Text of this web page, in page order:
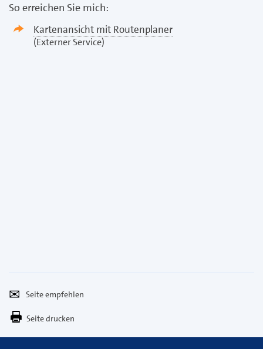
So erreichen Sie mich:
Kartenansicht mit Routenplaner
(Externer Service)
empfehlen
Per
E-
Seite drucken